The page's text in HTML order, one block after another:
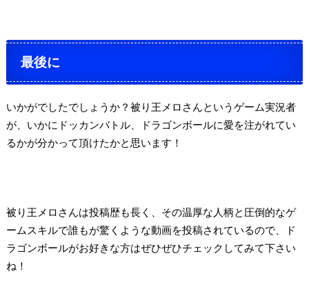
最後に
いかがでしたでしょうか？被り王メロさんというゲーム実況者
が、いかにドッカンバトル、ドラゴンボールに愛を注がれてい
るかが分かって頂けたかと思います！
被り王メロさんは投稿歴も長く、その温厚な人柄と圧倒的なゲ
ームスキルで誰もが驚くような動画を投稿されているので、ド
ラゴンボールがお好きな方はぜひぜひチェックしてみて下さい
ね！